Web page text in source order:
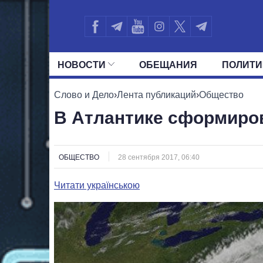
НОВОСТИ ОБЕЩАНИЯ
ВСЕ ПОЛИТИКИ ПРЕЗИДЕНТ И
Слово и Дело›Лента публикаций›Общество
В Атлантике
ОБЩЕСТВО 28 сентября 2017, 06:40
Читати українською